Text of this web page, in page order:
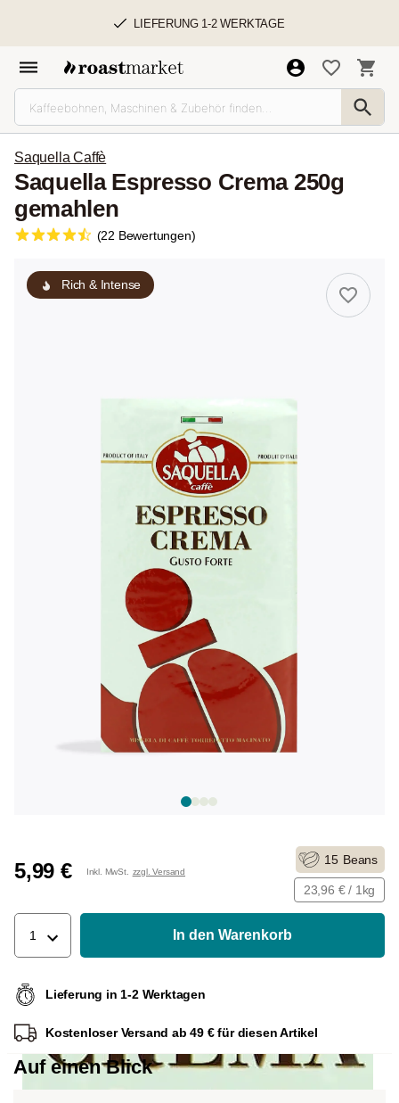
LIEFERUNG 1-2 WERKTAGE
Saquella Caffè
Saquella Espresso Crema 250g
gemahlen
(22 Bewertungen)
Rich & Intense
5,99 € Inkl. MwSt. zzgl. Versand
15 Beans
23,96 € / 1kg
1 In den Warenkorb
Lieferung in 1-2 Werktagen
Kostenloser Versand ab 49 € für diesen Artikel
Auf einen Blick